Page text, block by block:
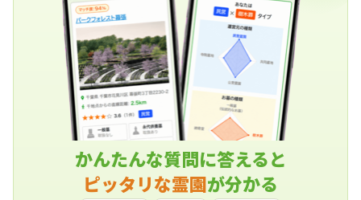
かんたんな質問に答えると
ピッタリな霊園が分かる